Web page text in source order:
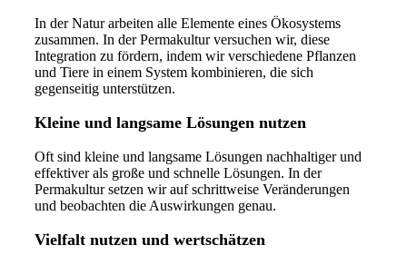
In der Natur arbeiten alle Elemente eines Ökosystems
zusammen. In der Permakultur versuchen wir, diese
Integration zu fördern, indem wir verschiedene Pflanzen
und Tiere in einem System kombinieren, die sich
gegenseitig unterstützen.
Kleine und langsame Lösungen nutzen
Oft sind kleine und langsame Lösungen nachhaltiger und
effektiver als große und schnelle Lösungen. In der
Permakultur setzen wir auf schrittweise Veränderungen
und beobachten die Auswirkungen genau.
Vielfalt nutzen und wertschätzen